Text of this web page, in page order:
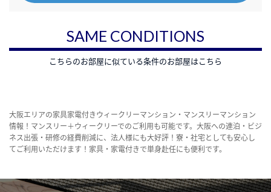
SAME CONDITIONS
こちらのお部屋に似ている条件のお部屋はこちら
大阪エリアの家具家電付きウィークリーマンション・マンスリーマンション
情報！マンスリー＋ウィークリーでのご利用も可能です。大阪への連泊・ビジ
ネス出張・研修の経費削減に、法人様にも大好評！寮・社宅としても安心し
てご利用いただけます！家具・家電付きで単身赴任にも便利です。